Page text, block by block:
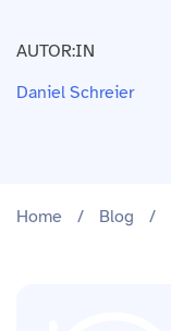
AUTOR:IN
Daniel Schreier
Home / Blog /